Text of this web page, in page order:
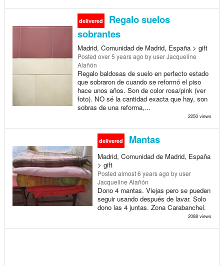
delivered
Regalo suelos
sobrantes
Madrid, Comunidad de Madrid, España > gift
Posted over 5 years ago by user Jacqueline
Alañón
Regalo baldosas de suelo en perfecto estado
que sobraron de cuando se reformó el piso
hace unos años. Son de color rosa/pink (ver
foto). NO sé la cantidad exacta que hay, son
sobras de una reforma,...
2250 views
delivered Mantas
Madrid, Comunidad de Madrid, España
> gift
Posted almost 6 years ago by user
Jacqueline Alañón
Dono 4 mantas. Viejas pero se pueden
seguir usando después de lavar. Solo
dono las 4 juntas. Zona Carabanchel.
2088 views